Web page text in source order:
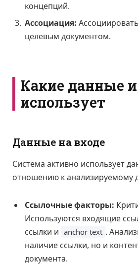
концепций.
Ассоциация:
целевым документом.
Какие данные
использует
Данные на входе
Система активно использует
отношению к анализируемому
Ссылочные факторы:
Используются входящие
ссылки и anchor text .
наличие ссылки, но и
документа.